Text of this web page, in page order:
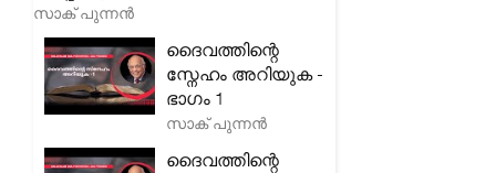
സാക് പുന്നൻ
ദൈവത്തിന്റെ
സ്നേഹം അറിയുക -
ഭാഗം 1
സാക് പുന്നൻ
ദൈവത്തിന്റെ